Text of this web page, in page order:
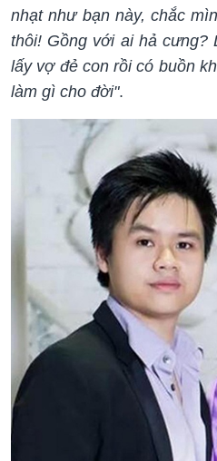
nhạt như bạn này, chắc
thôi! Gồng với ai hả cưng?
lấy vợ đẻ con rồi có buồn
làm gì cho đời".